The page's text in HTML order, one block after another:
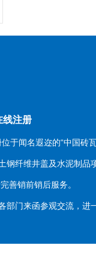
线注册
闻名遐迩的“中国砖
钢纤维井盖及水泥
完善销前销后服务。
部门来函参观交流，